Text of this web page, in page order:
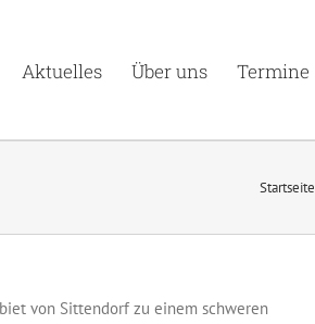
Aktuelles Über uns Termine
Startseite
von Sittendorf zu einem schweren